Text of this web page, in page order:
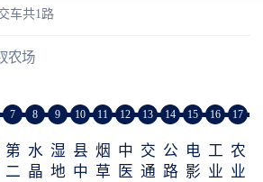
车共1路
农场
7
第
二
8
水
晶
9
湿
地
10
县
中
11
烟
草
12
中
医
13
交
通
14
公
路
15
电
影
16
工
业
17
农
业